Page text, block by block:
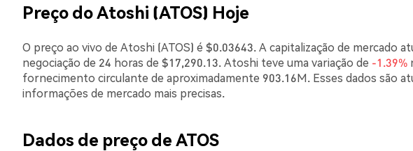
Preço do Atoshi (ATOS) Hoje
O preço ao vivo de Atoshi (ATOS) é $0.03643. A capitalização de mercado
negociação de 24 horas de $17,290.13. Atoshi teve uma variação de -1.39%
fornecimento circulante de aproximadamente 903.16M. Esses dados são
informações de mercado mais precisas.
Dados de preço de ATOS